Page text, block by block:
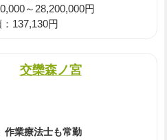
～28,200,000円
137,130円
交欒森ノ宮
作業療法士も常勤